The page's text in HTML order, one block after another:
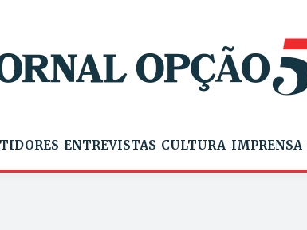
ENTREVISTAS CULTURA IMPRENSA